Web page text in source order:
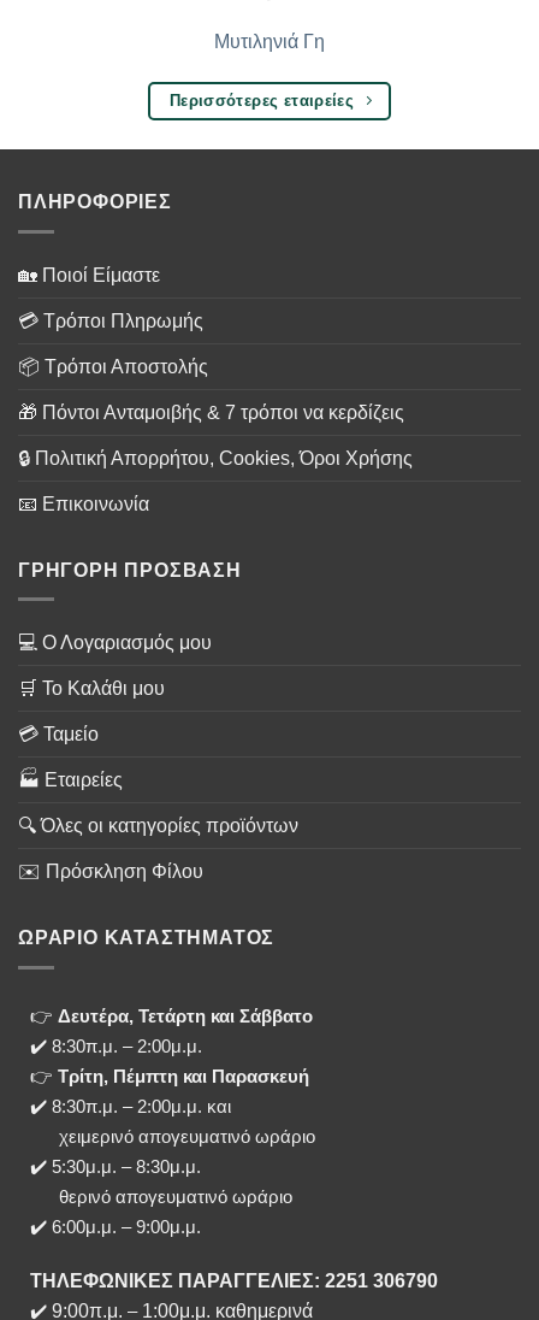
Μυτιληνιά Γη
Περισσότερες εταιρείες
ΠΛΗΡΟΦΟΡΙΕΣ
🏡 Ποιοί Είμαστε
💳 Τρόποι Πληρωμής
📦 Τρόποι Αποστολής
🎁 Πόντοι Ανταμοιβής & 7 τρόποι να κερδίζεις
🔒 Πολιτική Απορρήτου, Cookies, Όροι Χρήσης
📧 Επικοινωνία
ΓΡΗΓΟΡΗ ΠΡΟΣΒΑΣΗ
💻 Ο Λογαριασμός μου
🛒 Το Καλάθι μου
💳 Ταμείο
🏭 Εταιρείες
🔍 Όλες οι κατηγορίες προϊόντων
✉️ Πρόσκληση Φίλου
ΩΡΑΡΙΟ ΚΑΤΑΣΤΗΜΑΤΟΣ
👉 Δευτέρα, Τετάρτη και Σάββατο
✔️ 8:30π.μ. – 2:00μ.μ.
👉 Τρίτη, Πέμπτη και Παρασκευή
✔️ 8:30π.μ. – 2:00μ.μ. και
χειμερινό απογευματινό ωράριο
✔️ 5:30μ.μ. – 8:30μ.μ.
θερινό απογευματινό ωράριο
✔️ 6:00μ.μ. – 9:00μ.μ.
ΤΗΛΕΦΩΝΙΚΕΣ ΠΑΡΑΓΓΕΛΙΕΣ: 2251 306790
✔️ 9:00π.μ. –1:00μ.μ. καθημερινά